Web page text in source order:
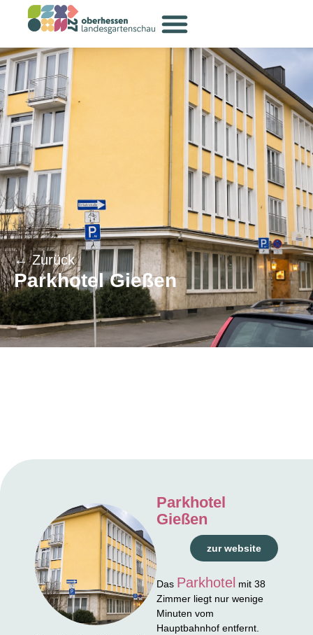
← Zurück
Parkhotel Gießen
Parkhotel
Gießen
zur website
Das Parkhotel mit 38
Zimmer liegt nur wenige
Minuten vom
Hauptbahnhof entfernt.